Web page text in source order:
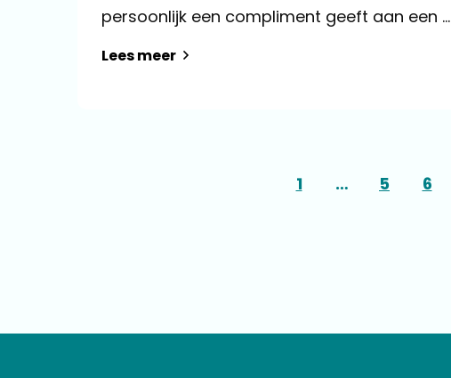
persoonlijk een compliment geeft aan een ...
Lees meer
1 … 5 6